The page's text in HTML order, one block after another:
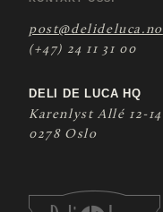
post@delideluca.no
(+47) 24 11 31 00
DELI DE LUCA HQ
Karenlyst Allé 12-14
0278 Oslo